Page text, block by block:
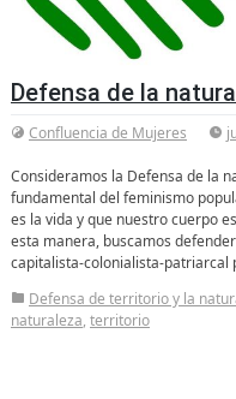
Defensa de la
Confluencia de Mujeres
Consideramos la Defensa de la
fundamental del feminismo
es la vida y que nuestro cuerpo
esta manera, buscamos
capitalista-colonialista-patriarcal
Defensa de territorio y la
naturaleza, territorio